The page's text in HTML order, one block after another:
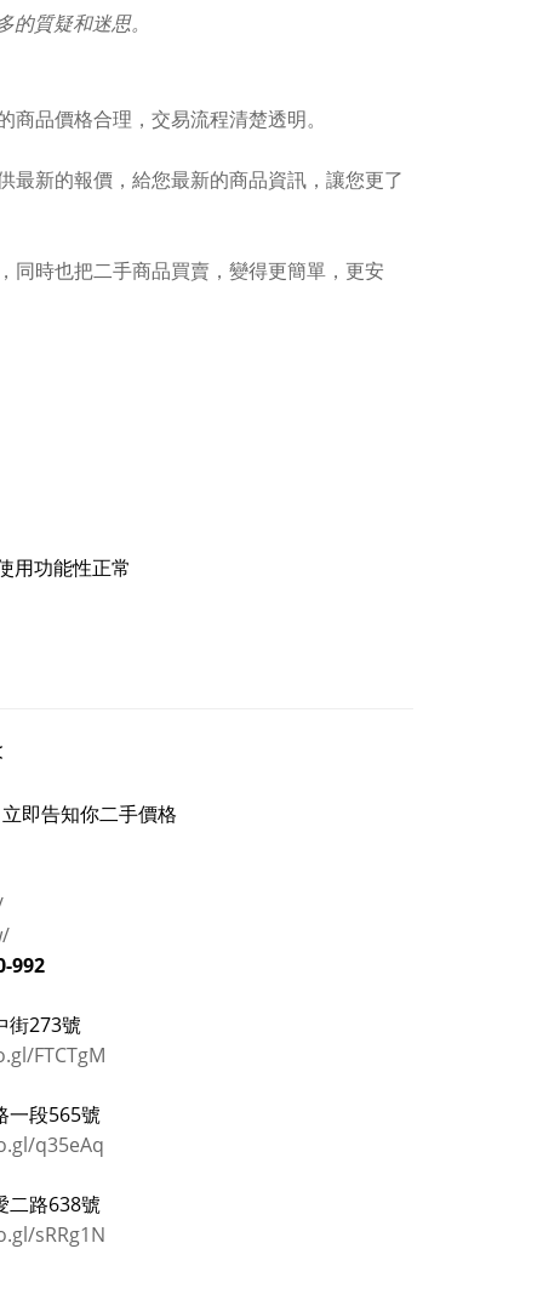
質疑和迷思。
品價格合理，交易流程清楚透明。
最新的報價，給您最新的商品資訊，讓您更了
同時也把二手商品買賣，變得更簡單，更安
用功能性正常
立即告知你二手價格
992
街273號
FTCTgM
一段565號
q35eAq
二路638號
sRRg1N